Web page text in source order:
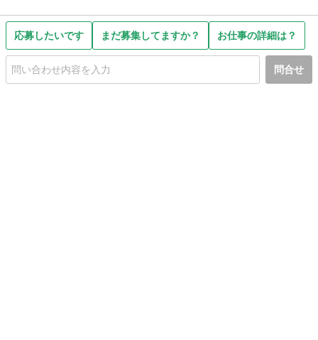
応募したいです まだ募集してますか？ お仕事の詳細は？
問合せ